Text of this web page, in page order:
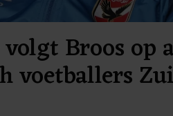
Broos op
voetballers